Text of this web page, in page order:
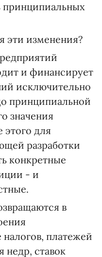
принципиальных
эти изменения?
и финансирует
исключительно
принципиальной
значения
для
разработки
конкретные
- и
в
платежей
недр, ставок